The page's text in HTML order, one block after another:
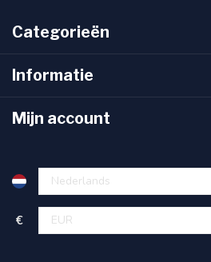
Categorieën
Informatie
Mijn account
€